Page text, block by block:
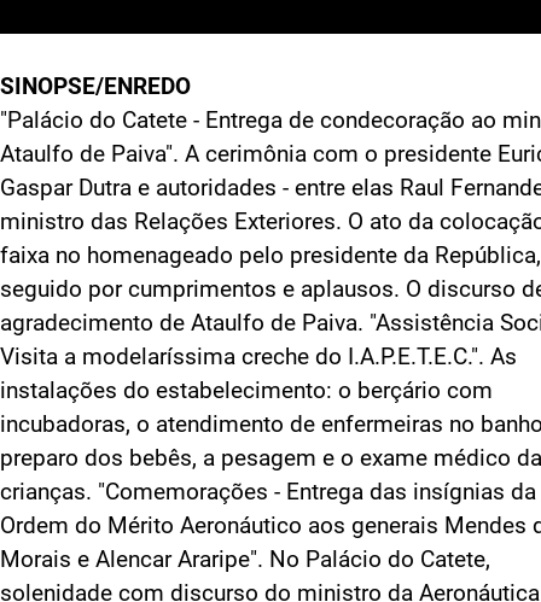
SINOPSE/ENREDO
"Palácio do Catete - Entrega de condecoração ao
Ataulfo de Paiva". A cerimônia com o presidente
Gaspar Dutra e autoridades - entre elas Raul
ministro das Relações Exteriores. O ato da
faixa no homenageado pelo presidente da República,
seguido por cumprimentos e aplausos. O discurso
agradecimento de Ataulfo de Paiva. "Assistência
Visita a modelaríssima creche do I.A.P.E.T.E.C.". As
instalações do estabelecimento: o berçário com
incubadoras, o atendimento de enfermeiras no
preparo dos bebês, a pesagem e o exame médico
crianças. "Comemorações - Entrega das insígnias da
Ordem do Mérito Aeronáutico aos generais Mendes
Morais e Alencar Araripe". No Palácio do Catete,
solenidade com discurso do ministro da Aeronáutica